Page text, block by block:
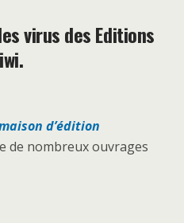
virus des Editions
d’édition
de nombreux ouvrages